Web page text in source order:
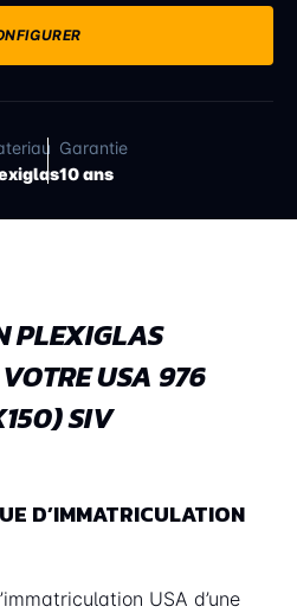
Garantie
10 ans
PLEXIGLAS
USA 976
SIV
D’IMMATRICULATION
USA d’une